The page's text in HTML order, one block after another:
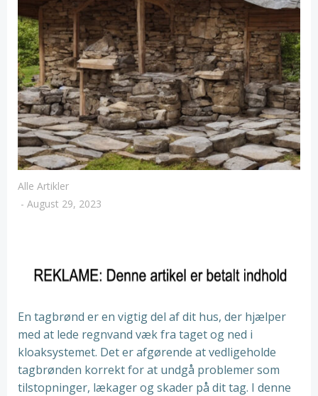
Alle Artikler
- August 29, 2023
En tagbrønd er en vigtig del af dit hus, der hjælper
med at lede regnvand væk fra taget og ned i
kloaksystemet. Det er afgørende at vedligeholde
tagbrønden korrekt for at undgå problemer som
tilstopninger, lækager og skader på dit tag. I denne